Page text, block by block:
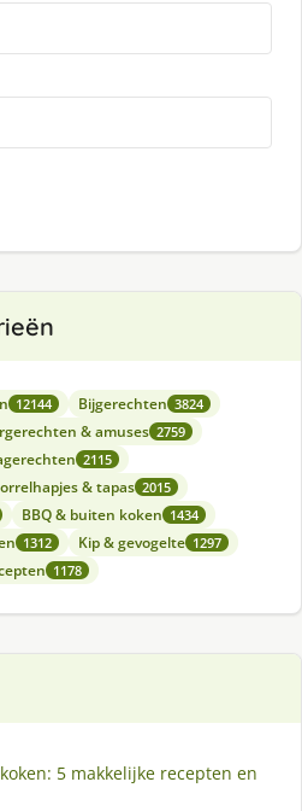
12144 Bijgerechten 3824
& amuses 2759
2115
& tapas 2015
BBQ & buiten koken 1434
1312 Kip & gevogelte 1297
1178
5 makkelijke recepten en